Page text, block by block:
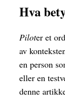
Hva
Piloter et
av
en person
eller en
denne